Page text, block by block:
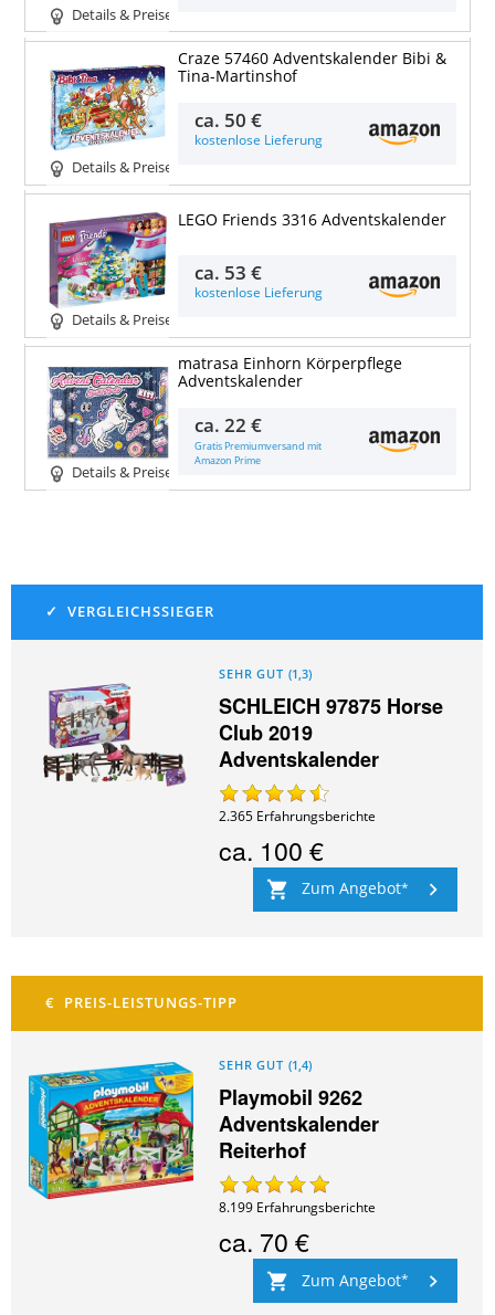
Details & Preise
Details & Preise
Craze 57460 Adventskalender Bibi &
Tina-Martinshof
ca. 50 €
kostenlose Lieferung
Details & Preise
LEGO Friends 3316 Adventskalender
ca. 53 €
kostenlose Lieferung
Details & Preise
matrasa Einhorn Körperpflege
Adventskalender
ca.22 €
Gratis Premiumversand mit
Amazon Prime
SEHR GUT (1,3)
SCHLEICH 97875 Horse
Club 2019
Adventskalender
2.365 Erfahrungsberichte
ca. 100 €
Zum Angebot
SEHR GUT (1,4)
Playmobil 9262
Adventskalender
Reiterhof
8.199 Erfahrungsberichte
ca. 70 €
Zum Angebot